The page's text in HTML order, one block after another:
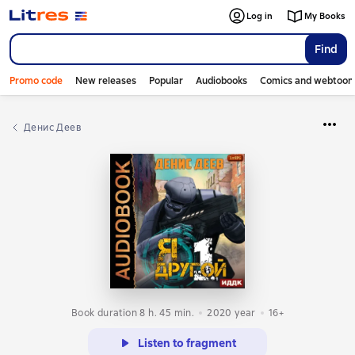
Find
Log in My Books
Promo code New releases Popular Audiobooks Comics and
Денис Деев
Book duration 8 h. 45 min. 2020 year 16+
Listen to fragment